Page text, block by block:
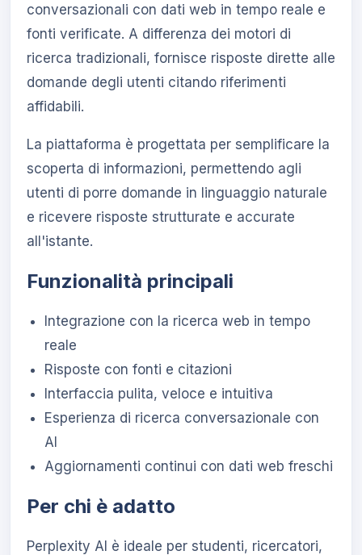
conversazionali con dati web in tempo reale e
fonti verificate. A differenza dei motori di
ricerca tradizionali, fornisce risposte dirette alle
domande degli utenti citando riferimenti
affidabili.
La piattaforma è progettata per semplificare la
scoperta di informazioni, permettendo agli
utenti di porre domande in linguaggio naturale
e ricevere risposte strutturate e accurate
all'istante.
Funzionalità principali
Integrazione con la ricerca web in tempo
reale
Risposte con fonti e citazioni
Interfaccia pulita, veloce e intuitiva
Esperienza di ricerca conversazionale con
AI
Aggiornamenti continui con dati web freschi
Per chi è adatto
Perplexity AI è ideale per studenti, ricercatori,